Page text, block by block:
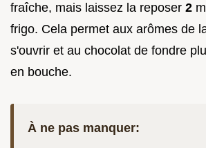
fraîche, mais laissez la reposer 2
frigo. Cela permet aux arômes de
s'ouvrir et au chocolat de fondre
en bouche.
À ne pas manquer: